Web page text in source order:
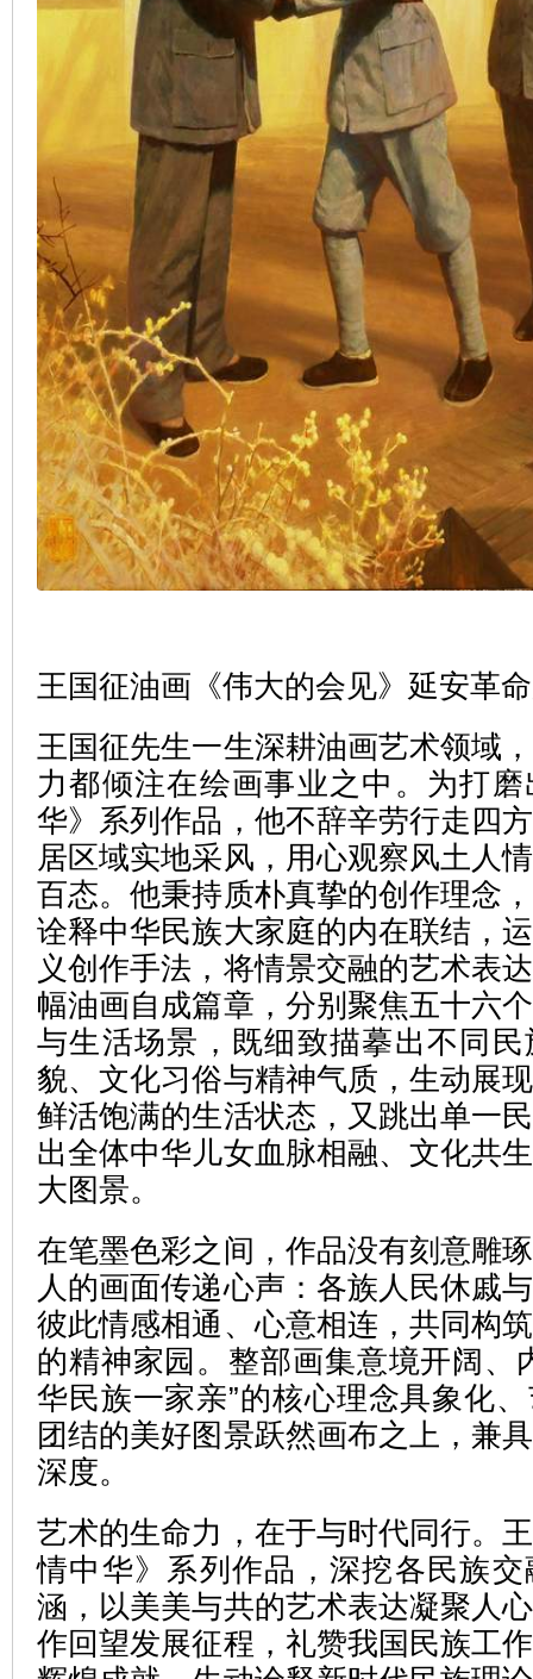
王国征油画《伟大的会见》延安革
王国征先生一生深耕油画艺术领域
力都倾注在绘画事业之中。为打
华》系列作品，他不辞辛劳行走四
居区域实地采风，用心观察风土人
百态。他秉持质朴真挚的创作理念
诠释中华民族大家庭的内在联结，
义创作手法，将情景交融的艺术表
幅油画自成篇章，分别聚焦五十六
与生活场景，既细致描摹出不同
貌、文化习俗与精神气质，生动展
鲜活饱满的生活状态，又跳出单一
出全体中华儿女血脉相融、文化共
大图景。
在笔墨色彩之间，作品没有刻意雕
人的画面传递心声：各族人民休戚
彼此情感相通、心意相连，共同构
的精神家园。整部画集意境开阔、
华民族一家亲”的核心理念具象化
团结的美好图景跃然画布之上，兼
深度。
艺术的生命力，在于与时代同行。
情中华》系列作品，深挖各民族
涵，以美美与共的艺术表达凝聚人
作回望发展征程，礼赞我国民族工